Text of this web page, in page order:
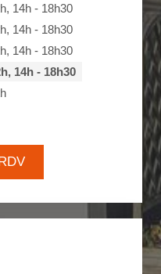
, 14h - 18h30
, 14h - 18h30
, 14h - 18h30
, 14h - 18h30